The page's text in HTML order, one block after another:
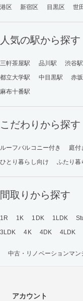
港区 新宿区 目黒区 世
人気の駅から探す
三軒茶屋駅 品川駅 渋谷駅
都立大学駅
中目黒駅 赤
麻布十番駅
こだわりから探す
ルーフバルコニー付き 庭付
ひとり暮らし向け
ふたり暮
間取りから探す
1R 1K 1DK 1LDK
3LDK
4K 4DK 4LDK
中古・リノベーションマ
アカウント